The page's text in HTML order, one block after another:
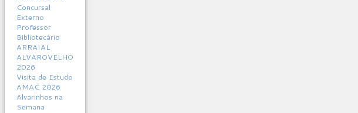
Concursal
Externo
Professor
Bibliotecário
ARRAIAL
ALVAROVELHO
2026
Visita de Estudo
AMAC 2026
Alvarinhos na
Semana